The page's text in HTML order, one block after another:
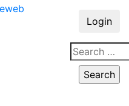
Login